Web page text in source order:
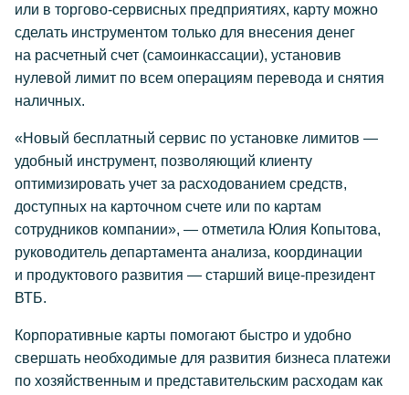
или в торгово-сервисных предприятиях, карту можно
сделать инструментом только для внесения денег
на расчетный счет (самоинкассации), установив
нулевой лимит по всем операциям перевода и снятия
наличных.
«Новый бесплатный сервис по установке лимитов —
удобный инструмент, позволяющий клиенту
оптимизировать учет за расходованием средств,
доступных на карточном счете или по картам
сотрудников компании», — отметила Юлия Копытова,
руководитель департамента анализа, координации
и продуктового развития — старший вице-президент
ВТБ.
Корпоративные карты помогают быстро и удобно
свершать необходимые для развития бизнеса платежи
по хозяйственным и представительским расходам как